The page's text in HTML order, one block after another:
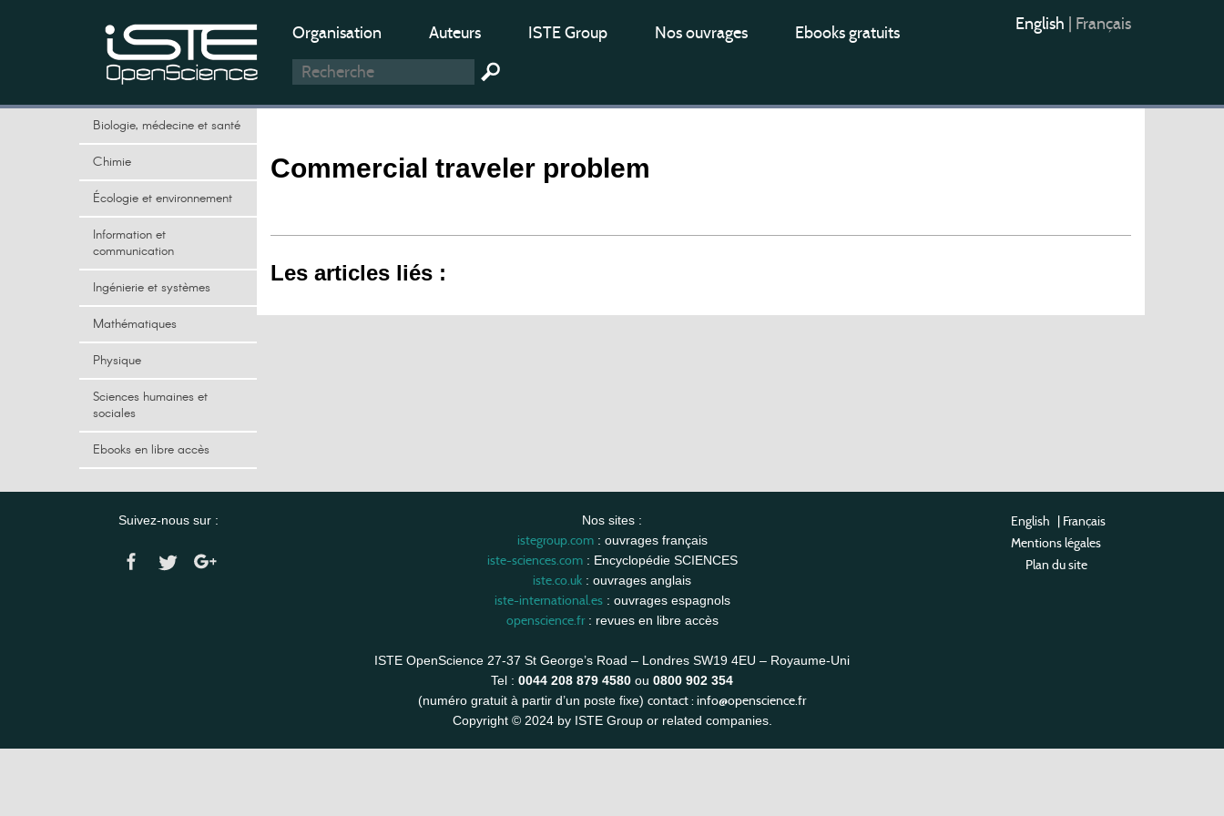
Organisation Auteurs ISTE Group Nos ouvrages Ebooks gratuits English Français
Biologie, médecine et santé
Chimie
Écologie et environnement
Information et
communication
Ingénierie et systèmes
Mathématiques
Physique
Sciences humaines et
sociales
Ebooks en libre accès
Commercial traveler problem
Les articles liés :
Suivez-nous sur : Nos sites :
istegroup.com: ouvrages français
iste-sciences.com: Encyclopédie SCIENCES
iste.co.uk : ouvrages anglais
iste-international.es: ouvrages espagnols
openscience.fr: revues en libre accès
ISTE OpenScience 27-37 St George’s Road – Londres SW19 4EU – Royaume-Uni
Tel : 0044 208 879 4580 ou 0800 902 354
(numéro gratuit à partir d’un poste fixe) contact : info@openscience.fr
Copyright © 2024 by ISTE Group or related companies.
English | Français
Mentions légales
Plan du site